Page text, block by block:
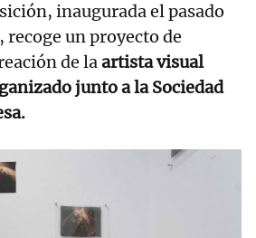
inaugurada el pasado
un proyecto de
de laartista visual
junto a la Sociedad